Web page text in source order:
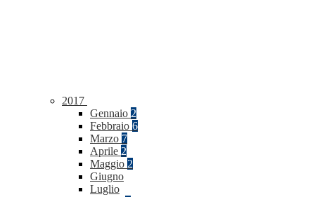
2017
Gennaio 2
Febbraio 6
Marzo 7
Aprile 2
Maggio 2
Giugno
Luglio